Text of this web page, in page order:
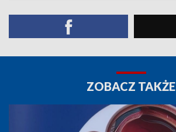
ZOBACZ TAKŻE